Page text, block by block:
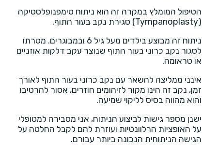
הטיפול המומלץ במקרה זה הוא ניתוח טימפנופלסטיקה
(Tympanoplasty) סגירת נקב בעור התוף.
ניתוח זה מבוצע בילדים מעל גיל 6 ובמבוגרים. מטרתו
לסגור נקב כרוני בעור התוף שנוצר עקב דלקות אוזניים
או טראומה.
אינני ממליצה להשאר עם נקב כרוני בעור התוף לאורך
זמן, נקב זה הינו מקור לזיהומים חוזרים, אסור להרטיבו
והוא מהווה בסיס לליקוי שמיעה.
ישנן מספר גישות לביצוע הניתוח, אני מסבירה למטופלי
על האופציות הרלוונטיות ועוזרת להם לקבל החלטה על
הגישה הניתוחית הנכונה ביותר עבורם.